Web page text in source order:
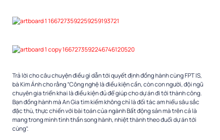
Trả lời cho câu chuyện điều gì dẫn tới quyết định đồng hành cùng FPT IS,
bà Kim Ánh cho rằng “Công nghệ là điều kiện cần, còn con người, đội ngũ
chuyên gia triển khai là điều kiện đủ để giúp cho dự án đi tới thành công.
Bạn đồng hành mà An Gia tìm kiếm không chỉ là đối tác am hiểu sâu sắc
đặc thù, thực chiến với bài toán của ngành Bất động sản mà trên cả là
mang trong mình tình thần song hành, nhiệt thành theo đuổi dự án tới
cùng”.